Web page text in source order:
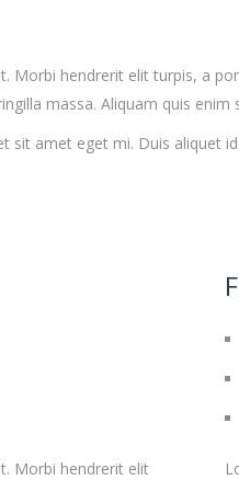
Morbi hendrerit elit turpis, a
massa. Aliquam quis
sit amet eget mi. Duis aliquet
Morbi hendrerit elit